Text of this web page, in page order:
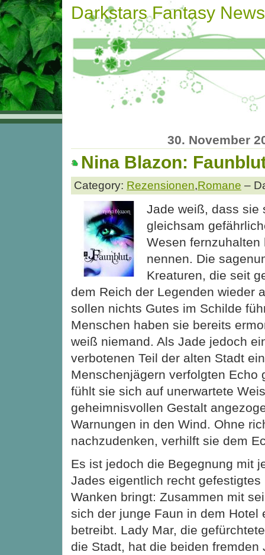
Darkstars Fantasy News
30. November
Nina Blazon:
Category: Rezensionen,Romane –
Jade weiß, dass sie
gleichsam
Wesen
nennen. Die
Kreaturen, die seit
dem Reich der Legenden wieder
sollen nichts Gutes im Schilde
Menschen haben sie bereits
weiß niemand. Als Jade jedoch
verbotenen Teil der alten Stadt
Menschenjägern verfolgten Echo
fühlt sie sich auf unerwartete
geheimnisvollen Gestalt
Warnungen in den Wind. Ohne
nachzudenken, verhilft sie dem
Es ist jedoch die Begegnung mit
Jades eigentlich recht
Wanken bringt: Zusammen mit
sich der junge Faun in dem Hotel
betreibt. Lady Mar, die
die Stadt, hat die beiden fremden